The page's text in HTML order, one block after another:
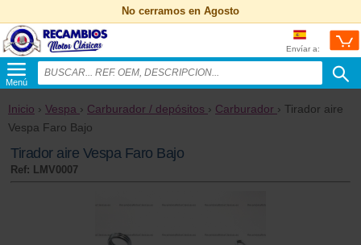
No cerramos en Agosto
Envíar a:
Menú
Inicio › Vespa › Carburador / depósitos › Carburador › Tirador aire
Vespa Faro Bajo
Tirador aire Vespa Faro Bajo
Ref: LMV0007